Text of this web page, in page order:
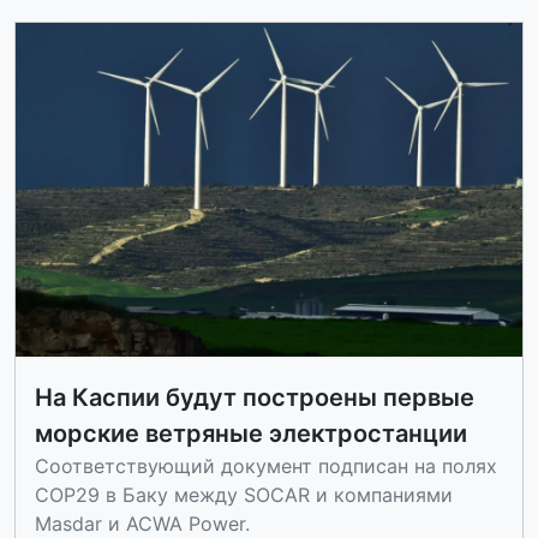
На Каспии будут построены первые
морские ветряные электростанции
Соответствующий документ подписан на полях
COP29 в Баку между SOCAR и компаниями
Masdar и ACWA Power.